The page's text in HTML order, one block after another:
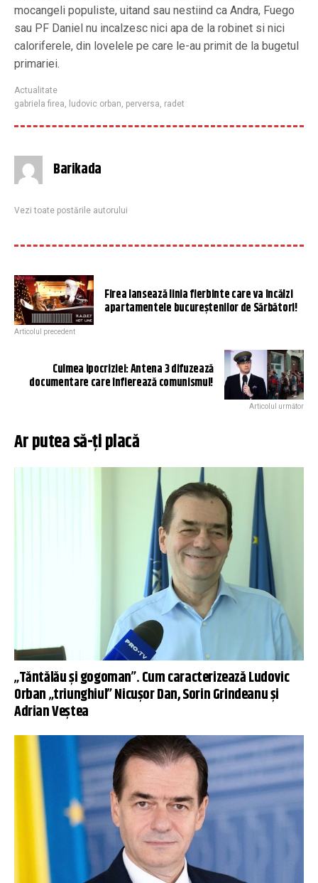
mocangeli populiste, uitand sau nestiind ca Andra, Fuego
sau PF Daniel nu incalzesc nici apa de la robinet si nici
caloriferele, din lovelele pe care le-au primit de la bugetul
primariei.
Actualitate
gabriela firea
ludovic orban perversa radet
Barikada
Vezi toate postările autorului
Firea lansează linia fierbinte care va încălzi
apartamentele bucureştenilor de Sărbători!
Articolul precedent
Culmea ipocriziei: Antena 3 difuzează
documentare care înfierează comunismul!
Articolul următor
Ar putea să-ți placă
„Tăntălău și gogoman”. Cum caracterizează Ludovic
Orban „triunghiul” Nicușor Dan, Sorin Grindeanu și
Adrian Veștea